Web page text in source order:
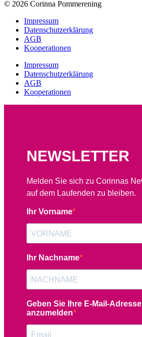
© 2026 Corinna Pommerening
Impressum
Datenschutzerklärung
AGB
Kooperationen
Impressum
Datenschutzerklärung
AGB
Kooperationen